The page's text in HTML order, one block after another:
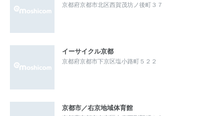
京都府京都市北区西賀茂坊ノ後町３７
イーサイクル京都
京都府京都市下京区塩小路町５２２
京都市／右京地域体育館